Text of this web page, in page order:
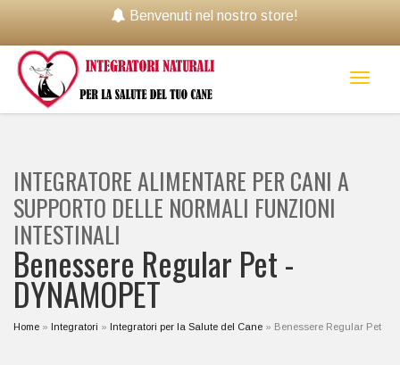
Benvenuti nel nostro store!
INTEGRATORE ALIMENTARE PER CANI A
SUPPORTO DELLE NORMALI FUNZIONI
INTESTINALI
Benessere Regular Pet -
DYNAMOPET
Home » Integratori » Integratori per la Salute del Cane » Benessere Regular Pet